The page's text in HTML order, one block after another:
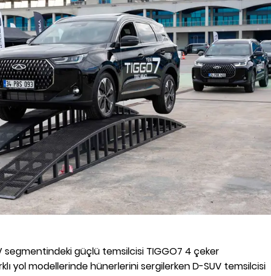
segmentindeki güçlü temsilcisi TIGGO7 4 çeker
yol modellerinde hünerlerini sergilerken D-SUV temsilcisi